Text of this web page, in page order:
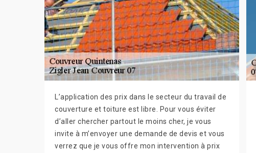
L’application des prix dans le secteur du travail de
couverture et toiture est libre. Pour vous éviter
d’aller chercher partout le moins cher, je vous
invite à m’envoyer une demande de devis et vous
verrez que je vous offre mon intervention à prix